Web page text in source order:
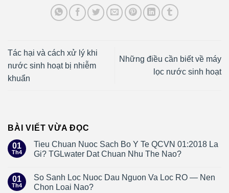
Tác hại và cách xử lý khi
nước sinh hoạt bị nhiễm
khuẩn
Những điều cần biết về máy
lọc nước sinh hoạt
BÀI VIẾT VỪA ĐỌC
01
Th4
Tieu Chuan Nuoc Sach Bo Y Te QCVN 01:2018 La
Gi? TGLwater Dat Chuan Nhu The Nao?
01
Th4
So Sanh Loc Nuoc Dau Nguon Va Loc RO — Nen
Chon Loai Nao?